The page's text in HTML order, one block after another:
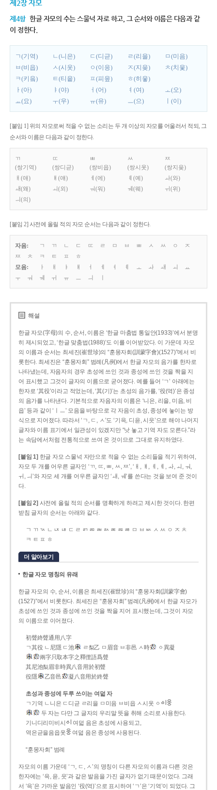
제2장 자모
제4항 한글 자모의 수는 스물넉 자로 하고, 그 순서와 이름은 다음과 같
이 정한다.
ㄱ(기역) ㄴ(니은) ㄷ(디귿) ㄹ(리을)
ㅁ(미음)
ㅂ(비읍)
ㅅ(시옷) ㅇ(이응) ㅈ(지읒)
ㅊ(치읓)
ㅋ(키읔)
ㅌ(티읕) ㅍ(피읖)
ㅎ(히읗)
ㅏ(아)
ㅑ(야) ㅓ(어) ㅕ(여)
ㅗ(오)
ㅛ(요)
ㅜ(우) ㅠ(유) ㅡ(으) ㅣ(이)
[붙임 1] 위의 자모로써 적을 수 없는 소리는 두 개 이상의 자모를 어울러서 적되, 그
순서와 이름은 다음과 같이 정한다.
ㄲ
(쌍기역)
ㄸ
(쌍디귿)
ㅃ
(쌍비읍)
ㅆ
(쌍시옷)
ㅉ
(쌍지읒)
ㅐ(애)
ㅒ(얘) ㅔ(에) ㅖ(예)
ㅘ(와)
ㅙ(왜)
ㅚ(외) ㅝ(워) ㅞ(웨)
ㅟ(위)
ㅢ(의)
[붙임 2] 사전에 올릴 적의 자모 순서는 다음과 같이 정한다.
자음: ㄱ ㄲ ㄴ ㄷ ㄸ ㄹ ㅁ ㅂ ㅃ ㅅ ㅆ ㅇ
ㅈ
ㅉ
ㅊ ㅋ ㅌ ㅍ
ㅎ
모음:
ㅏ ㅐ ㅑ ㅒ ㅓ ㅔ ㅕ ㅖ ㅗ ㅘ ㅙ ㅚ
ㅛ
ㅜ
ㅝ ㅞ ㅟ ㅠ ㅡ ㅢ
해설
한글 자모(字母)의 수, 순서, 이름은 ‘한글 마춤법 통일안(1933)’에서 분명
히 제시되었고, ‘한글 맞춤법(1988)’도 이를 이어받았다. 이 가운데 자모
의 이름과 순서는 최세진(崔世珍)의 “훈몽자회(訓蒙字會)(1527)”에서 비
롯한다. 최세진은 “훈몽자회” 범례(凡例)에서 한글 자모의 음가를 한자로
나타냈는데, 자음자의 경우 초성에 쓰인 것과 종성에 쓰인 것을 짝을 지
어 표시했고 그것이 글자의 이름으로 굳어졌다. 예를 들어 ‘ㄱ’ 아래에는
한자로 ‘其役’이라고 적었는데, ‘其(기)’는 초성의 음가를, ‘役(역)’은 종성
의 음가를 나타낸다. 기본적으로 자음자의 이름은 ‘니은, 리을, 미음, 비
읍’ 등과 같이 ‘ㅣㅡ’ 모음을 바탕으로 각 자음이 초성, 종성에 놓이는 방
식으로 지어졌다. 따라서 ‘ㄱ, ㄷ, ㅅ’도 ‘기윽, 디읃, 시읏’으로 해야 나머지
글자와 이름 표기에서 일관성이 있겠지만 “낫 놓고 기역 자도 모른다.”라
는 속담에서처럼 전통적으로 쓰여 온 것이므로 그대로 유지하였다.
[붙임 1] 한글 자모 스물넉 자만으로 적을 수 없는 소리들을 적기 위하여,
자모 두 개를 어우른 글자인 ‘ㄲ, ㄸ, ㅃ, ㅆ, ㅉ’, ‘ㅐ, ㅒ, ㅔ, ㅖ, ㅘ, ㅚ, ㅝ,
ㅟ, ㅢ’와 자모 세 개를 어우른 글자인 ‘ㅙ, ㅞ’를 쓴다는 것을 보여 준 것이
다.
[붙임 2] 사전에 올릴 적의 순서를 명확하게 하려고 제시한 것이다. 한편
받침 글자의 순서는 아래와 같다.
ㄱ ㄲ ㄳ ㄴ ㄵ ㄶ ㄷ ㄹ ㄺ ㄻ ㄼ ㄽ ㄾ ㄿ ㅀ ㅁ ㅂ ㅄ ㅅ ㅆ ㅇ ㅈ ㅊ
ㅋ ㅌ ㅍ ㅎ
더 알아보기
한글 자모 명칭의 유래
한글 자모의 수, 순서, 이름은 최세진(崔世珍)의 “훈몽자회(訓蒙字會)
(1527)”에서 비롯한다. 최세진은 “훈몽자회” 범례(凡例)에서 한글 자모가
초성에 쓰인 것과 종성에 쓰인 것을 짝을 지어 표시했는데, 그것이 자모
의 이름으로 이어졌다.
初聲終聲通用八字
ㄱ其役 ㄴ尼隱 ㄷ池
ㄹ梨乙 ㅁ眉音 ㅂ非邑 ㅅ時
ㆁ異凝
兩字只取本字之釋俚語爲聲
其尼池梨眉非時異八音用於初聲
役隱
乙音邑 凝八音用於終聲
초성과 종성에 두루 쓰이는 여덟 자
ㄱ기역 ㄴ니은 ㄷ디귿 ㄹ리을 ㅁ미음 ㅂ비읍 ㅅ시옷 ㆁ
두 자는 다만 그 글자의 우리말 뜻을 취해 소리로 사용한다.
기니디리미비시
여덟 음은 초성에 사용되고,
역은귿을음읍옷
여덟 음은 종성에 사용된다.
“훈몽자회” 범례
자모의 이름 가운데 ‘ㄱ, ㄷ, ㅅ’의 명칭이 다른 자모의 이름과 다른 것은
한자에는 ‘윽, 읃, 읏’과 같은 발음을 가진 글자가 없기 때문이었다. 그래
서 ‘윽’은 가까운 발음인 ‘役(역)’으로 표시하여 ‘ㄱ’은 ‘기역’이 되었다. 그